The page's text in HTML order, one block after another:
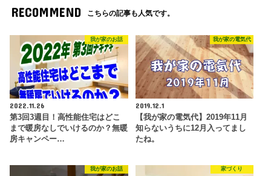
RECOMMEND こちらの記事も人気です。
我が家のお話
2022.11.26
第3回3週目！高性能住宅はどこ
まで暖房なしでいけるのか？無暖
房キャンペー…
我が家の電気代
2019.12.1
【我が家の電気代】2019年11月
知らないうちに12月入ってまし
たね。
我が家のお話 家づくり